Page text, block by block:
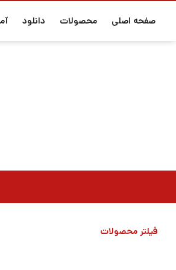
صفحه اصلی محصولات دانلود
فیلتر محصولات